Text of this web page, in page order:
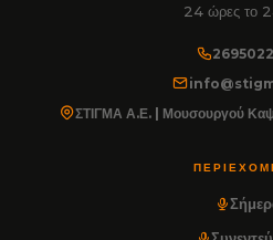
24 ώρες το
ΣΤΙΓΜΑ Α.Ε. | Μουσουργού